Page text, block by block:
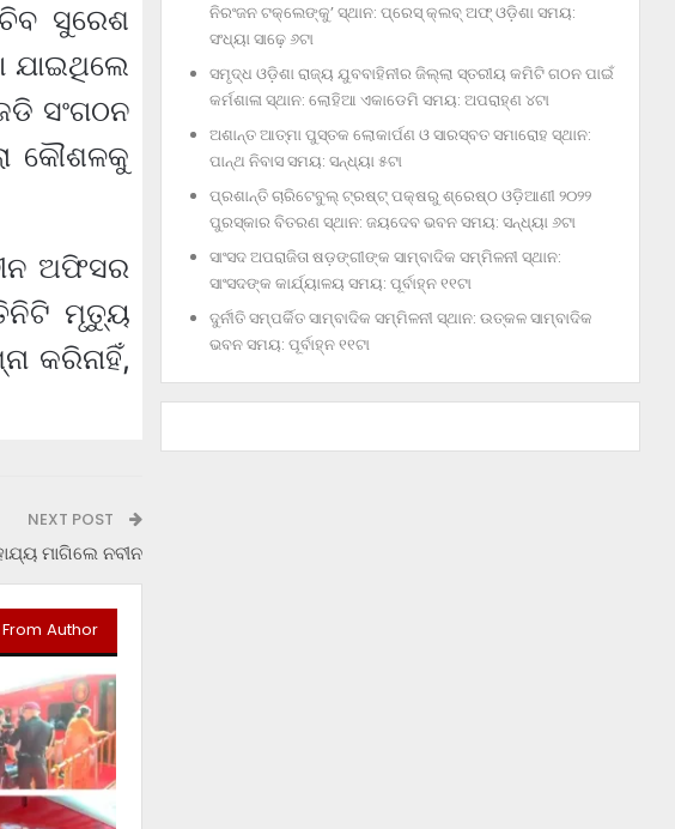
ସୁରେଶ
ଯାଇଥିଲେ
ସଂଗଠନ
କୌଶଳକୁ
ଅଫିସର
ମୃତ୍ୟୁ
କରିନାହିଁ,
NEXT POST
ମାଗିଲେ ନବୀନ
Author
ନିରଂଜନ ଟକ୍‌ଲେଙ୍କୁ’ ସ୍ଥାନ: ପ୍ରେସ୍‌ କ୍ଲବ୍‌ ଅଫ୍‌ ଓଡ଼ିଶା ସମୟ:
ସଂଧ୍ୟା ସାଢ଼େ ୬ଟା
ସମୃଦ୍ଧ ଓଡ଼ିଶା ରାଜ୍ୟ ଯୁବବାହିନୀର ଜିଲ୍ଲା ସ୍ତରୀୟ କମିଟି ଗଠନ ପାଇଁ
କର୍ମଶାଳା ସ୍ଥାନ: ଲୋହିଆ ଏକାଡେମି ସମୟ: ଅପରାହ୍‌ଣ ୪ଟା
ଅଶାନ୍ତ ଆତ୍ମା ପୁସ୍ତକ ଲୋକାର୍ପଣ ଓ ସାରସ୍ବତ ସମାରୋହ ସ୍ଥାନ:
ପାନ୍ଥ ନିବାସ ସମୟ: ସନ୍ଧ୍ୟା ୫ଟା
ପ୍ରଶାନ୍ତି ଚାରିଟେବୁଲ୍‌ ଟ୍ରଷ୍ଟ୍‌ ପକ୍ଷରୁ ଶ୍ରେଷ୍ଠ ଓଡ଼ିଆଣୀ ୨୦୨୨
ପୁରସ୍କାର ବିତରଣ ସ୍ଥାନ: ଜୟଦେବ ଭବନ ସମୟ: ସନ୍ଧ୍ୟା ୬ଟା
ସାଂସଦ ଅପରାଜିତା ଷଡ଼ଙ୍ଗୀଙ୍କ ସାମ୍ବାଦିକ ସମ୍ମିଳନୀ ସ୍ଥାନ:
ସାଂସଦଙ୍କ କାର୍ଯ୍ୟାଳୟ ସମୟ: ପୂର୍ବାହ୍ନ ୧୧ଟା
ଦୁର୍ନୀତି ସମ୍ପର୍କିତ ସାମ୍ବାଦିକ ସମ୍ମିଳନୀ ସ୍ଥାନ: ଉତ୍କଳ ସାମ୍ବାଦିକ
ଭବନ ସମୟ: ପୂର୍ବାହ୍ନ ୧୧ଟା